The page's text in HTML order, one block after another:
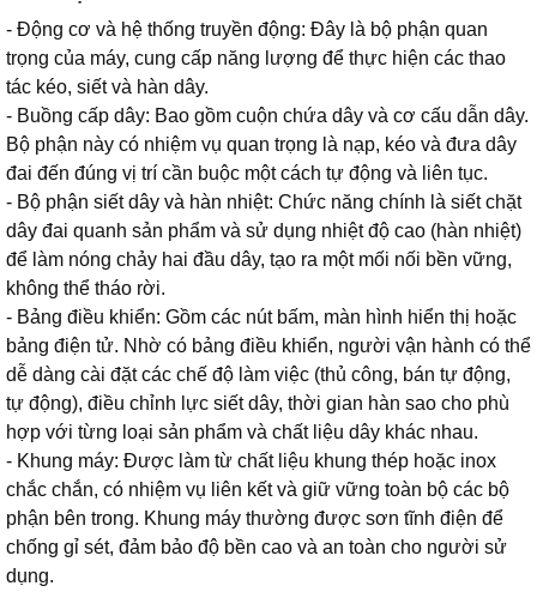
- Động cơ và hệ thống truyền động: Đây là bộ phận quan
trọng của máy, cung cấp năng lượng để thực hiện các thao
tác kéo, siết và hàn dây.
- Buồng cấp dây: Bao gồm cuộn chứa dây và cơ cấu dẫn dây.
Bộ phận này có nhiệm vụ quan trọng là nạp, kéo và đưa dây
đai đến đúng vị trí cần buộc một cách tự động và liên tục.
- Bộ phận siết dây và hàn nhiệt: Chức năng chính là siết chặt
dây đai quanh sản phẩm và sử dụng nhiệt độ cao (hàn nhiệt)
để làm nóng chảy hai đầu dây, tạo ra một mối nối bền vững,
không thể tháo rời.
- Bảng điều khiển: Gồm các nút bấm, màn hình hiển thị hoặc
bảng điện tử. Nhờ có bảng điều khiển, người vận hành có thể
dễ dàng cài đặt các chế độ làm việc (thủ công, bán tự động,
tự động), điều chỉnh lực siết dây, thời gian hàn sao cho phù
hợp với từng loại sản phẩm và chất liệu dây khác nhau.
- Khung máy: Được làm từ chất liệu khung thép hoặc inox
chắc chắn, có nhiệm vụ liên kết và giữ vững toàn bộ các bộ
phận bên trong. Khung máy thường được sơn tĩnh điện để
chống gỉ sét, đảm bảo độ bền cao và an toàn cho người sử
dụng.